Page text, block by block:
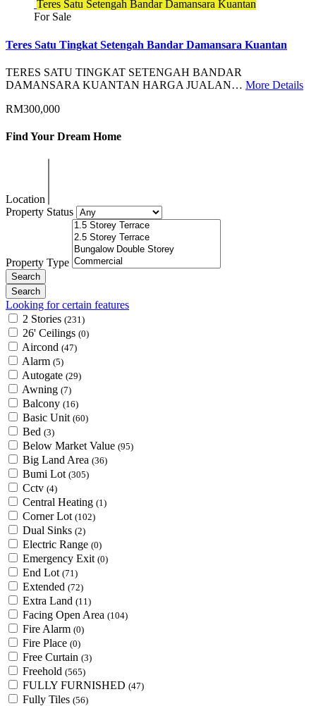
Teres Satu Setengah Bandar Damansara Kuantan
For Sale
Teres Satu Tingkat Setengah Bandar Damansara Kuantan
TERES SATU TINGKAT SETENGAH BANDAR
DAMANSARA KUANTAN HARGA JUALAN… More Details
RM300,000
Find Your Dream Home
Location
Property Status
Property Type
Looking for certain features
2 Stories (231)
26' Ceilings (0)
Aircond (47)
Alarm (5)
Autogate (29)
Awning (7)
Balcony (16)
Basic Unit (60)
Bed (3)
Below Market Value (95)
Big Land Area (36)
Bumi Lot (305)
Cctv (4)
Central Heating (1)
Corner Lot (102)
Dual Sinks (2)
Electric Range (0)
Emergency Exit (0)
End Lot (71)
Extended (72)
Extra Land (11)
Facing Open Area (104)
Fire Alarm (0)
Fire Place (0)
Free Curtain (3)
Freehold (565)
FULLY FURNISHED (47)
Fully Tiles (56)